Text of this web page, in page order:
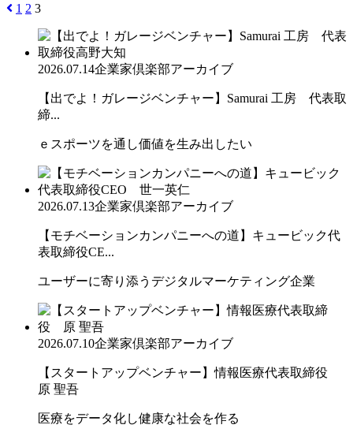
1 2 3
2026.07.14企業家倶楽部アーカイブ
【出でよ！ガレージベンチャー】Samurai 工房 代表取
締...
ｅスポーツを通し価値を生み出したい
2026.07.13企業家倶楽部アーカイブ
【モチベーションカンパニーへの道】キュービック代
表取締役CE...
ユーザーに寄り添うデジタルマーケティング企業
2026.07.10企業家倶楽部アーカイブ
【スタートアップベンチャー】情報医療代表取締役
原 聖吾
医療をデータ化し健康な社会を作る